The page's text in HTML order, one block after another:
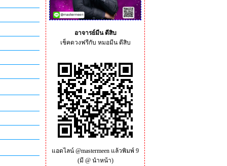
อาจารย์มีน ตีสิบ
เช็คดวงฟรีกับ หมอมีน ตีสิบ
แอดไลน์ @mastermeen แล้วพิมพ์ 9
(มี @ นำหน้า)